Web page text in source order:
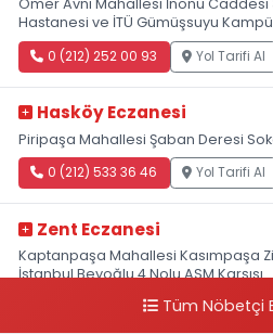
Ömer Avni Mahallesi İnönü Caddesi
Hastanesi ve İTÜ Gümüşsuyu
0 (212) 252 00 93 Yol Tarifi Al
Hasköy Eczanesi
Piripaşa Mahallesi Şaban Deresi
0 (212) 533 36 46 Yol Tarifi Al
Zent Eczanesi
Kaptanpaşa Mahallesi Kasımpaşa
İstanbul Beyoğlu 4 Nolu ASM Karşısı
0 (212) 297 96 92 Yol Tarifi Al
Tüm Nöbetçi